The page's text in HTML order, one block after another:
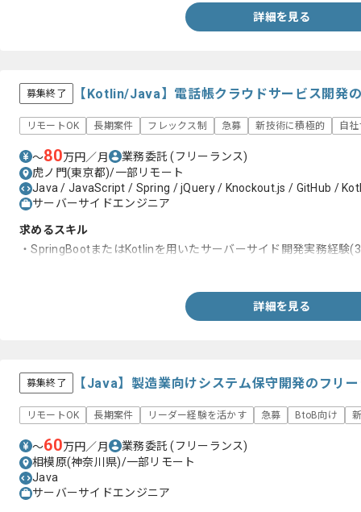
詳細を見る
募集終了 【Kotlin/Java】電話帳クラウドサービス開発
リモートOK 長期案件 フレックス制 急募 新技術に積極的 自
〜80万円／月 業務委託(フリーランス)
虎ノ門(東京都)/一部リモート
Java / JavaScript / Spring / jQuery / Knockout.js / GitHub /
サーバーサイドエンジニア
求めるスキル
・SpringBootまたはKotlinを用いたサーバーサイド開発実務経験
詳細を見る
募集終了 【Java】製造業向けシステム保守開発のフリ
リモートOK 長期案件 リーダー経験を活かす 急募 BtoB向け
〜60万円／月 業務委託(フリーランス)
相模原(神奈川県)/一部リモート
Java
サーバーサイドエンジニア